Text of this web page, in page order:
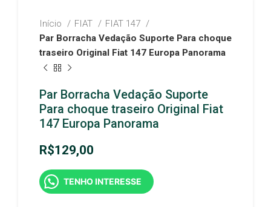
Início FIAT
FIAT 147
Par Borracha Vedação Suporte Para choque
traseiro Original Fiat 147 Europa Panorama
Par Borracha Vedação Suporte
Para choque traseiro Original Fiat
147 Europa Panorama
R$129,00
TENHO INTERESSE